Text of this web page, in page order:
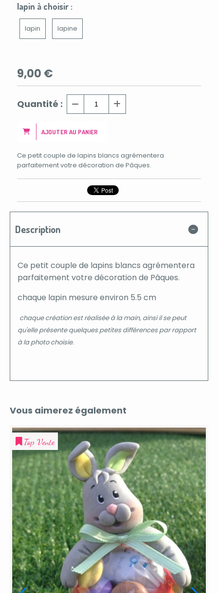
lapin à choisir :
lapin lapine
9,00 €
Quantité :
AJOUTER AU PANIER
Ce petit couple de lapins blancs agrémentera
parfaitement votre décoration de Pâques.
Description
Ce petit couple de lapins blancs agrémentera
parfaitement votre décoration de Pâques.
chaque lapin mesure environ 5.5 cm
chaque création est réalisée à la main, ainsi il se peut
qu'elle présente quelques petites différences par rapport
à la photo choisie.
Vous aimerez également
Coup de coeur